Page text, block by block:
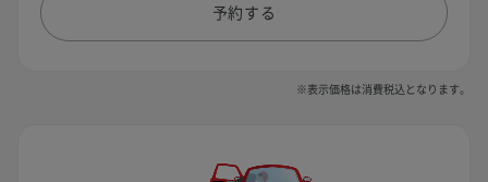
予約する
※表示価格は消費税込となります。